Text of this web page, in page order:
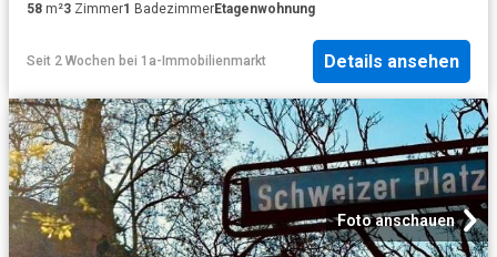
58 m²3 Zimmer1 BadezimmerEtagenwohnung
Seit 2 Wochen bei 1a-Immobilienmarkt Details ansehen
Foto anschauen